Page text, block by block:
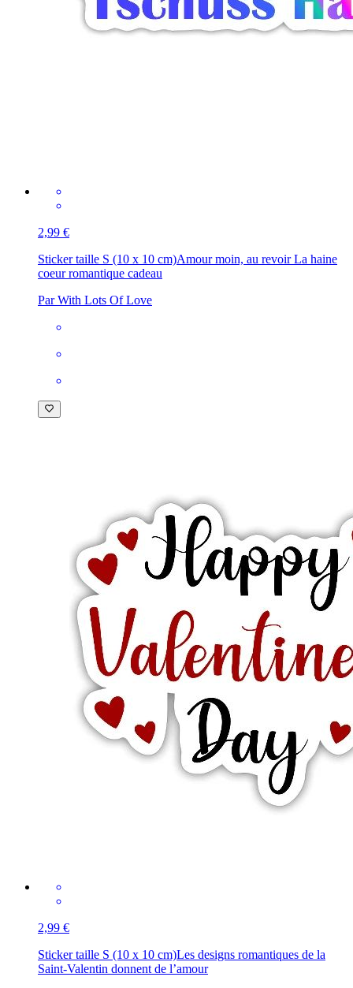
2,99 €
Sticker taille S (10 x 10 cm)Amour moin, au revoir La haine
coeur romantique cadeau
Par With Lots Of Love
2,99 €
Sticker taille S (10 x 10 cm)Les designs romantiques de la
Saint-Valentin donnent de l’amour